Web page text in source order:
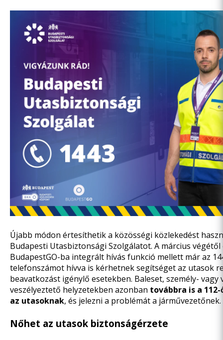
Újabb módon értesíthetik a közösségi közlekedést
Budapesti Utasbiztonsági Szolgálatot. A március
BudapestGO-ba integrált hívás funkció mellett már az
telefonszámot hívva is kérhetnek segítséget az utasok
beavatkozást igénylő esetekben. Baleset, személy- vagy
veszélyeztető helyzetekben azonban továbbra is a
az utasoknak, és jelezni a problémát a járművezetőnek.
Nőhet az utasok biztonságérzete